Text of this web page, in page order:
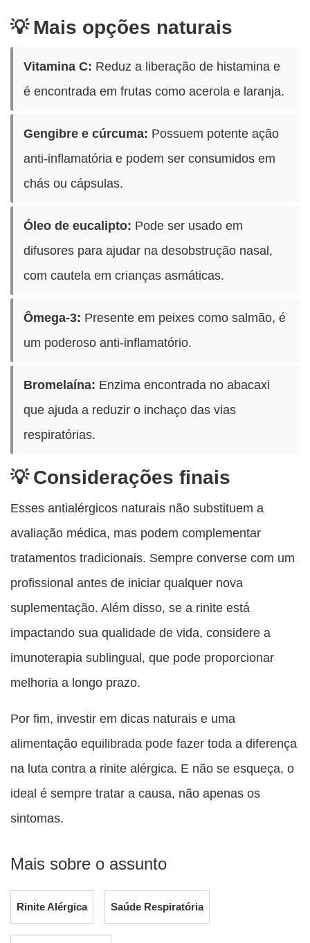
Mais opções naturais
Vitamina C: Reduz a liberação de histamina e
é encontrada em frutas como acerola e laranja.
Gengibre e cúrcuma: Possuem potente ação
anti-inflamatória e podem ser consumidos em
chás ou cápsulas.
Óleo de eucalipto: Pode ser usado em
difusores para ajudar na desobstrução nasal,
com cautela em crianças asmáticas.
Ômega-3: Presente em peixes como salmão, é
um poderoso anti-inflamatório.
Bromelaína: Enzima encontrada no abacaxi
que ajuda a reduzir o inchaço das vias
respiratórias.
Considerações finais
Esses antialérgicos naturais não substituem a
avaliação médica, mas podem complementar
tratamentos tradicionais. Sempre converse com um
profissional antes de iniciar qualquer nova
suplementação. Além disso, se a rinite está
impactando sua qualidade de vida, considere a
imunoterapia sublingual, que pode proporcionar
melhoria a longo prazo.
Por fim, investir em dicas naturais e uma
alimentação equilibrada pode fazer toda a diferença
na luta contra a rinite alérgica. E não se esqueça, o
ideal é sempre tratar a causa, não apenas os
sintomas.
Mais sobre o assunto
Rinite Alérgica Saúde Respiratória